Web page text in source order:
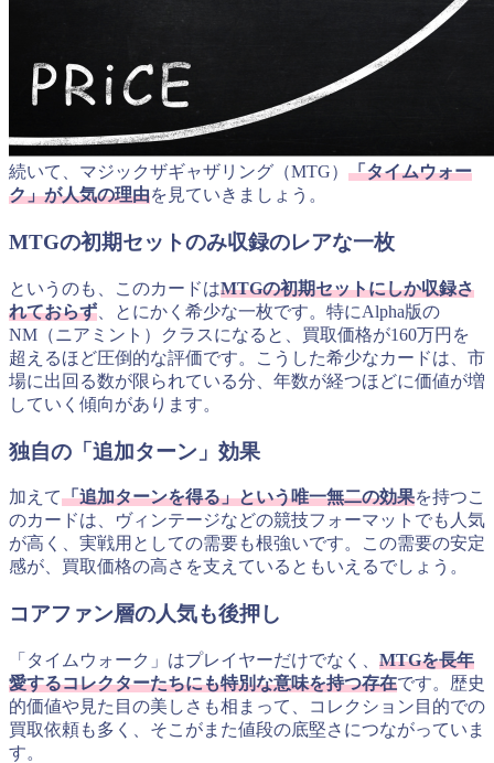
続いて、マジックザギャザリング（MTG） 「タイムウォー
ク」が人気の理由を見ていきましょう。
MTGの初期セットのみ収録のレアな一枚
というのも、このカードはMTGの初期セットにしか収録さ
れておらず 、とにかく希少な一枚です。特にAlpha版の
NM（ニアミント）クラスになると、買取価格が160万円を
超えるほど圧倒的な評価です。こうした希少なカードは、市
場に出回る数が限られている分、年数が経つほどに価値が増
していく傾向があります。
独自の「追加ターン」効果
加えて「追加ターンを得る」という唯一無二の効果を持つこ
のカードは、ヴィンテージなどの競技フォーマットでも人気
が高く、実戦用としての需要も根強いです。この需要の安定
感が、買取価格の高さを支えているともいえるでしょう。
コアファン層の人気も後押し
「タイムウォーク」はプレイヤーだけでなく、 MTGを長年
愛するコレクターたちにも特別な意味を持つ存在です。歴史
的価値や見た目の美しさも相まって、コレクション目的での
買取依頼も多く、そこがまた値段の底堅さにつながっていま
す。